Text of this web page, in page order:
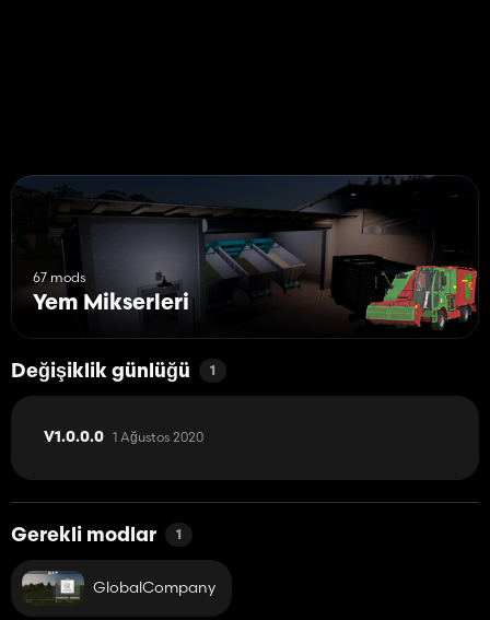
67 mods
Yem Mikserleri
Değişiklik günlüğü 1
V1.0.0.0 1 Ağustos 2020
Gerekli modlar 1
GlobalCompany